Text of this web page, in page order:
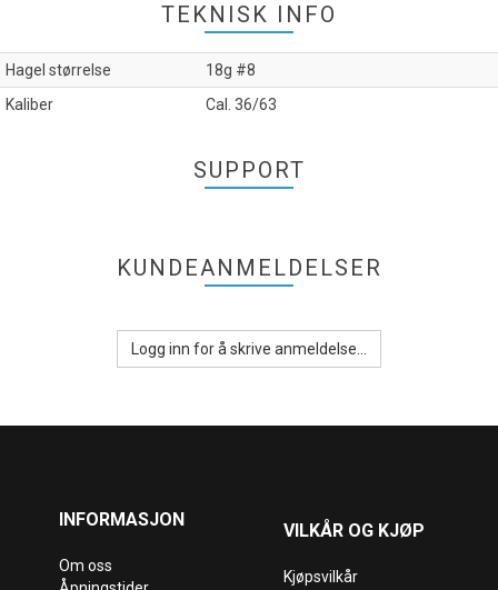
TEKNISK INFO
Hagel størrelse
18g #8
Kaliber
Cal. 36/63
SUPPORT
KUNDEANMELDELSER
Logg inn for å skrive anmeldelse...
INFORMASJON
Om oss
VILKÅR OG KJØP
Kjøpsvilkår